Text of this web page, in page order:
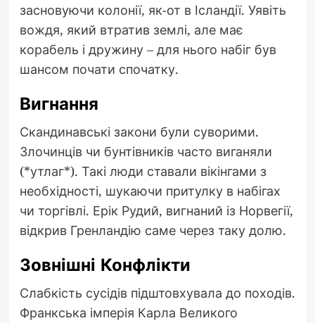
засновуючи колонії, як-от в Ісландії. Уявіть
вождя, який втратив землі, але має
корабель і дружину – для нього набіг був
шансом почати спочатку.
Вигнання
Скандинавські закони були суворими.
Злочинців чи бунтівників часто виганяли
(*утлаг*). Такі люди ставали вікінгами з
необхідності, шукаючи притулку в набігах
чи торгівлі. Ерік Рудий, вигнаний із Норвегії,
відкрив Гренландію саме через таку долю.
Зовнішні Конфлікти
Слабкість сусідів підштовхувала до походів.
Франкська імперія Карла Великого